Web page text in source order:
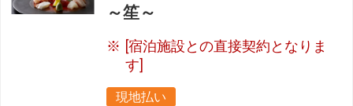
～笙～
[宿泊施設との直接契約となりま
す]
現地払い